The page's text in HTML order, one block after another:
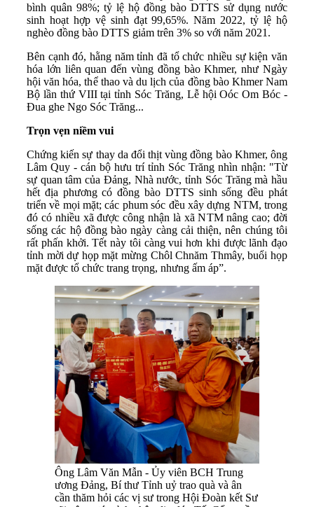
bình quân 98%; tỷ lệ hộ đồng bào DTTS sử dụng nước
sinh hoạt hợp vệ sinh đạt 99,65%. Năm 2022, tỷ lệ hộ
nghèo đồng bào DTTS giảm trên 3% so với năm 2021.
Bên cạnh đó, hằng năm tỉnh đã tổ chức nhiều sự kiện văn
hóa lớn liên quan đến vùng đồng bào Khmer, như Ngày
hội văn hóa, thể thao và du lịch của đồng bào Khmer Nam
Bộ lần thứ VIII tại tỉnh Sóc Trăng, Lễ hội Oóc Om Bóc -
Đua ghe Ngo Sóc Trăng...
Trọn vẹn niềm vui
Chứng kiến sự thay da đổi thịt vùng đồng bào Khmer, ông
Lâm Quy - cán bộ hưu trí tỉnh Sóc Trăng nhìn nhận: "Từ
sự quan tâm của Đảng, Nhà nước, tỉnh Sóc Trăng mà hầu
hết địa phương có đồng bào DTTS sinh sống đều phát
triển về mọi mặt; các phum sóc đều xây dựng NTM, trong
đó có nhiều xã được công nhận là xã NTM nâng cao; đời
sống các hộ đồng bào ngày càng cải thiện, nên chúng tôi
rất phấn khởi. Tết này tôi càng vui hơn khi được lãnh đạo
tỉnh mời dự họp mặt mừng Chôl Chnăm Thmây, buổi họp
mặt được tổ chức trang trọng, nhưng ấm áp”.
Ông Lâm Văn Mẫn - Ủy viên BCH Trung
ương Đảng, Bí thư Tỉnh uỷ trao quà và ân
cần thăm hỏi các vị sư trong Hội Đoàn kết Sư